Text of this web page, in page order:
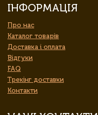
ІНФОРМАЦІЯ
Про нас
Каталог товарів
Доставка і оплата
Відгуки
FAQ
Трекінг доставки
Контакти